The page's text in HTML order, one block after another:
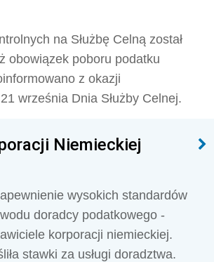
na Służbę Celną został
obowiązek poboru podatku
z okazji
września Dnia Służby Celnej.
Niemieckiej
wysokich standardów
doradcy podatkowego -
korporacji niemieckiej.
stawki za usługi doradztwa.